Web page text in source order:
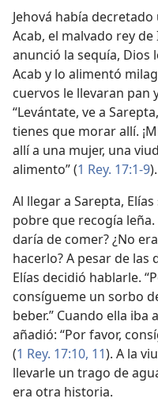
Jehová había
Acab, el malvado rey
anunció la sequía,
Acab y lo alimentó
cuervos le llevaran pan
“Levántate, ve a
tienes que morar allí.
allí a una mujer, una
alimento” (1 Rey. 17:1-9).
Al llegar a Sarepta,
pobre que recogía
daría de comer? ¿No
hacerlo? A pesar de
Elías decidió hablarle.
consígueme un sorbo
beber.” Cuando ella
añadió: “Por favor,
(1 Rey. 17:10, 11). A la
llevarle un trago de
era otra historia.